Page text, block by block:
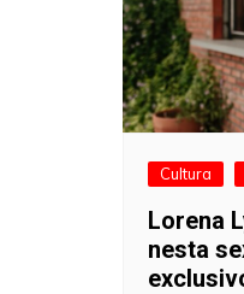
Cultura
Lorena
nesta